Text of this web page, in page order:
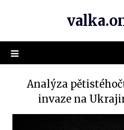
Analýza
invaze na